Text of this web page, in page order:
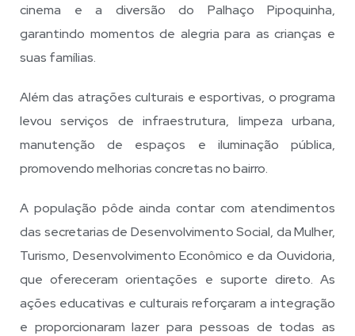
cinema e a diversão do Palhaço Pipoquinha,
garantindo momentos de alegria para as crianças e
suas famílias.
Além das atrações culturais e esportivas, o programa
levou serviços de infraestrutura, limpeza urbana,
manutenção de espaços e iluminação pública,
promovendo melhorias concretas no bairro.
A população pôde ainda contar com atendimentos
das secretarias de Desenvolvimento Social, da Mulher,
Turismo, Desenvolvimento Econômico e da Ouvidoria,
que ofereceram orientações e suporte direto. As
ações educativas e culturais reforçaram a integração
e proporcionaram lazer para pessoas de todas as